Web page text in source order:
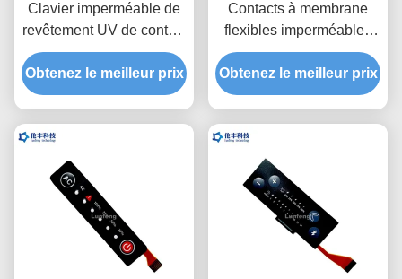
Clavier imperméable de
revêtement UV de contact
du vert LED de contact à
membrane de Fpc de
circuit
Obtenez le meilleur prix
Contacts à membrane
flexibles imperméables
tactiles de PVC LED
3M468 de PC de clavier
numérique de membrane
Obtenez le meilleur prix